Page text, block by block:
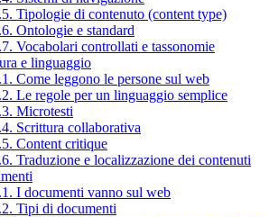
Tipologie di contenuto (content type)
Ontologie e standard
Vocabolari controllati e tassonomie
e linguaggio
Come leggono le persone sul web
Le regole per un linguaggio semplice
Microtesti
Scrittura collaborativa
Content critique
Traduzione e localizzazione dei contenuti
I documenti vanno sul web
Tipi di documenti